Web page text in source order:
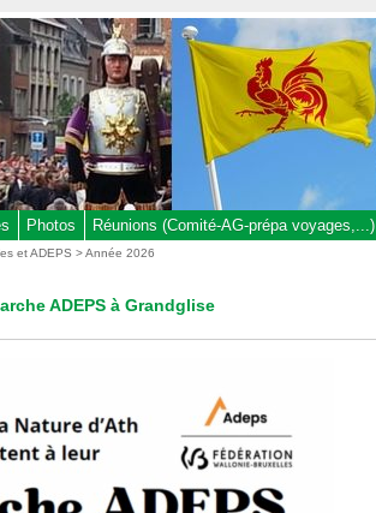
Photos Réunions (Comité-AG-prépa voyages,...)
et ADEPS >Année 2026
ADEPS à Grandglise